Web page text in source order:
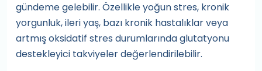
gündeme gelebilir. Özellikle yoğun stres, kronik
yorgunluk, ileri yaş, bazı kronik hastalıklar veya
artmış oksidatif stres durumlarında glutatyonu
destekleyici takviyeler değerlendirilebilir.